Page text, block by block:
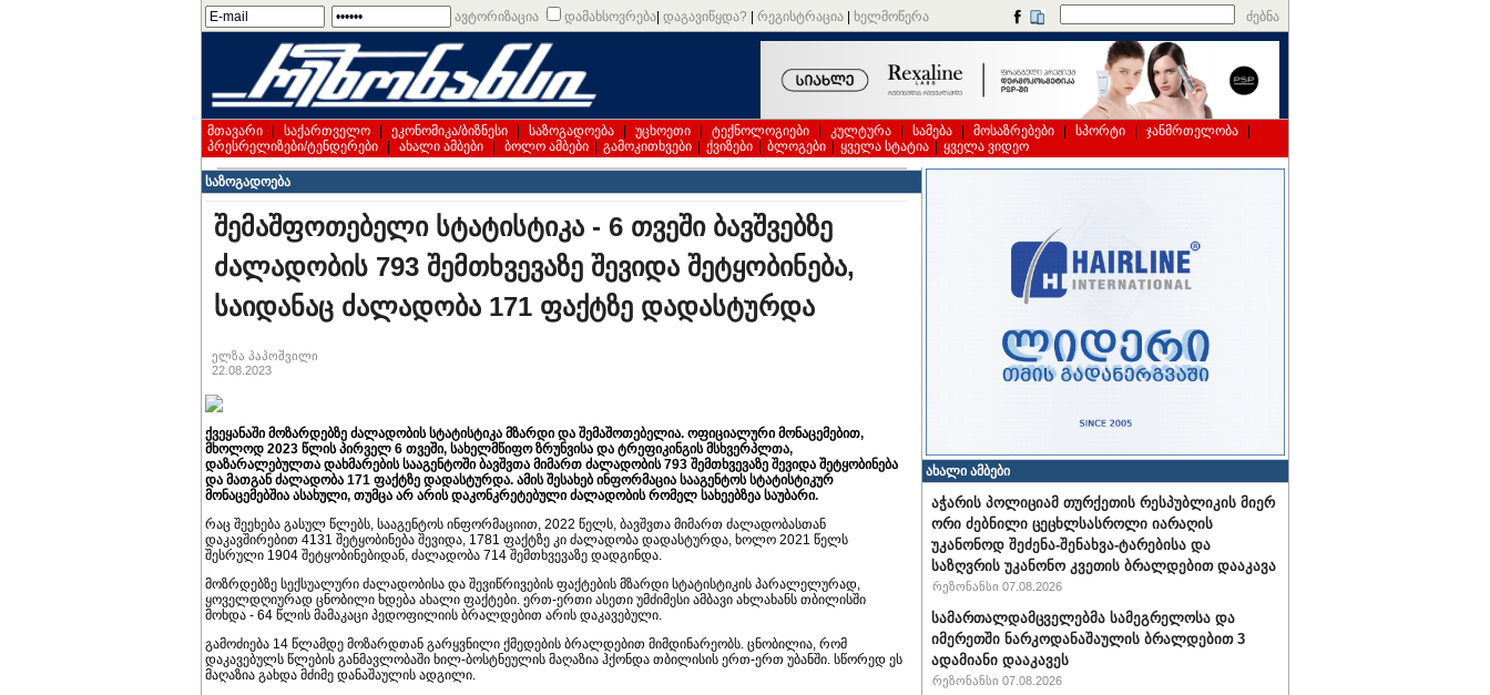
ავტორიზაცია დამახსოვრება დაგავიწყდა? რეგისტრაცია ხელმოწერა ძებნა
მთავარი საქართველო ეკონომიკა/ბიზნესი საზოგადოება უცხოეთი ტექნოლოგიები კულტურა სამება მოსაზრებები სპორტი ჯანმრთელობა
პრესრელიზები/ტენდერები
ახალი ამბები ბოლო ამბები გამოკითხვები ქვიზები ბლოგები ყველა სტატია ყველა ვიდეო
საზოგადოება
შემაშფოთებელი სტატისტიკა - 6 თვეში ბავშვებზე
ძალადობის 793 შემთხვევაზე შევიდა შეტყობინება,
საიდანაც ძალადობა 171 ფაქტზე დადასტურდა
ელზა პაპოშვილი
22.08.2023
ქვეყანაში მოზარდებზე ძალადობის სტატისტიკა მზარდი და შემაშოთებელია. ოფიციალური მონაცემებით,
მხოლოდ 2023 წლის პირველ 6 თვეში, სახელმწიფო ზრუნვისა და ტრეფიკინგის მსხვერპლთა,
დაზარალებულთა დახმარების სააგენტოში ბავშვთა მიმართ ძალადობის 793 შემთხვევაზე შევიდა შეტყობინება
და მათგან ძალადობა 171 ფაქტზე დადასტურდა. ამის შესახებ ინფორმაცია სააგენტოს სტატისტიკურ
მონაცემებშია ასახული, თუმცა არ არის დაკონკრეტებული ძალადობის რომელ სახეებზეა საუბარი.
რაც შეეხება გასულ წლებს, სააგენტოს ინფორმაციით, 2022 წელს, ბავშვთა მიმართ ძალადობასთან
დაკავშირებით 4131 შეტყობინება შევიდა, 1781 ფაქტზე კი ძალადობა დადასტურდა, ხოლო 2021 წელს
შესრული 1904 შეტყობინებიდან, ძალადობა 714 შემთხვევაზე დადგინდა.
მოზრდებზე სექსუალური ძალადობისა და შევიწრივების ფაქტების მზარდი სტატისტიკის პარალელურად,
ყოველდღიურად ცნობილი ხდება ახალი ფაქტები. ერთ-ერთი ასეთი უმძიმესი ამბავი ახლახანს თბილისში
მოხდა - 64 წლის მამაკაცი პედოფილიის ბრალდებით არის დაკავებული.
გამოძიება 14 წლამდე მოზარდთან გარყვნილი ქმედების ბრალდებით მიმდინარეობს. ცნობილია, რომ
დაკავებულს წლების განმავლობაში ხილ-ბოსტნეულის მაღაზია ჰქონდა თბილისის ერთ-ერთ უბანში. სწორედ ეს
მაღაზია გახდა მძიმე დანაშაულის ადგილი.
ახალი ამბები
აჭარის პოლიციამ თურქეთის რესპუბლიკის მიერ
ორი ძებნილი ცეცხლსასროლი იარაღის
უკანონოდ შეძენა-შენახვა-ტარებისა და
საზღვრის უკანონო კვეთის ბრალდებით დააკავა
რეზონანსი 07.08.2026
სამართალდამცველებმა სამეგრელოსა და
იმერეთში ნარკოდანაშაულის ბრალდებით 3
ადამიანი დააკავეს
რეზონანსი 07.08.2026